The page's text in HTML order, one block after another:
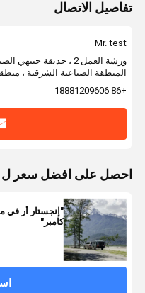
تفاصيل الاتصال
Mr. test
المنطقة الصناعية الشرقية ،
+86 18881209606
احصل على افضل سعر ل
"إنجستار أر في
كامبر"